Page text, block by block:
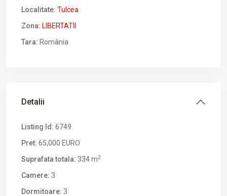
Localitate: Tulcea
Zona: LIBERTATII
Tara: România
Detalii
Listing Id: 6749
Pret: 65,000 EURO
Suprafata totala: 334 m2
Camere: 3
Dormitoare: 3